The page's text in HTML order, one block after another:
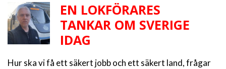
EN LOKFÖRARES
TANKAR OM SVERIGE
IDAG
Hur ska vi få ett säkert jobb och ett säkert land, frågar